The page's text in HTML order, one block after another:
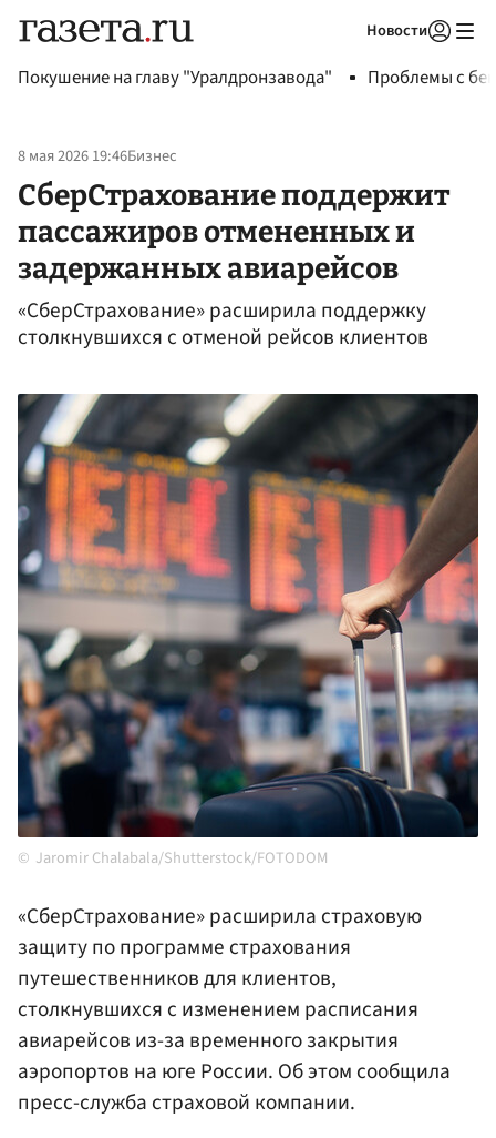
Новости
Покушение на главу "Уралдронзавода" Проблемы с
8 мая 2026 19:46Бизнес
СберСтрахование поддержит
пассажиров отмененных и
задержанных авиарейсов
«СберСтрахование» расширила поддержку
столкнувшихся с отменой рейсов клиентов
Jaromir Chalabala/Shutterstock/FOTODOM
«СберСтрахование» расширила страховую
защиту по программе страхования
путешественников для клиентов,
столкнувшихся с изменением расписания
авиарейсов из-за временного закрытия
аэропортов на юге России. Об этом сообщила
пресс-служба страховой компании.